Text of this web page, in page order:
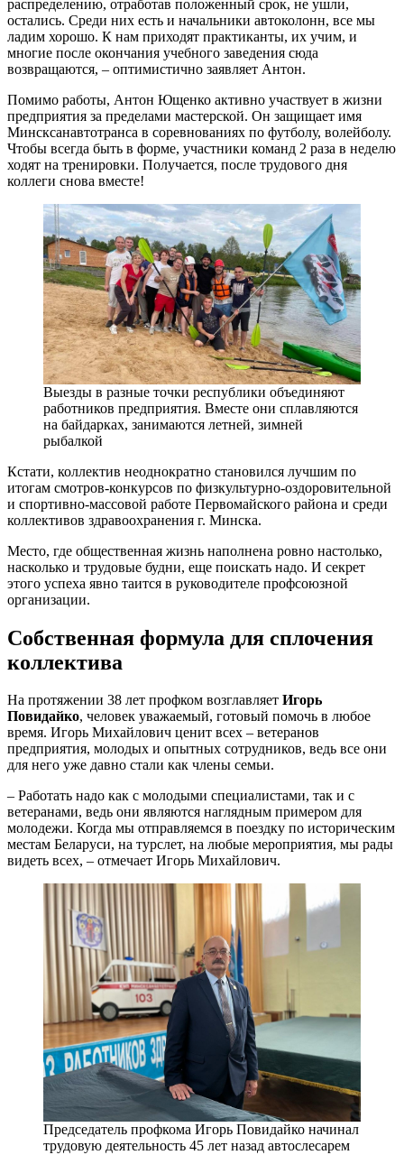
распределению, отработав положенный срок, не ушли,
остались. Среди них есть и начальники автоколонн, все мы
ладим хорошо. К нам приходят практиканты, их учим, и
многие после окончания учебного заведения сюда
возвращаются, – оптимистично заявляет Антон.
Помимо работы, Антон Ющенко активно участвует в жизни
предприятия за пределами мастерской. Он защищает имя
Минсксанавтотранса в соревнованиях по футболу, волейболу.
Чтобы всегда быть в форме, участники команд 2 раза в неделю
ходят на тренировки. Получается, после трудового дня
коллеги снова вместе!
Выезды в разные точки республики объединяют
работников предприятия. Вместе они сплавляются
на байдарках, занимаются летней, зимней
рыбалкой
Кстати, коллектив неоднократно становился лучшим по
итогам смотров-конкурсов по физкультурно-оздоровительной
и спортивно-массовой работе Первомайского района и среди
коллективов здравоохранения г. Минска.
Место, где общественная жизнь наполнена ровно настолько,
насколько и трудовые будни, еще поискать надо. И секрет
этого успеха явно таится в руководителе профсоюзной
организации.
Собственная формула для сплочения
коллектива
На протяжении 38 лет профком возглавляет Игорь
Повидайко, человек уважаемый, готовый помочь в любое
время. Игорь Михайлович ценит всех – ветеранов
предприятия, молодых и опытных сотрудников, ведь все они
для него уже давно стали как члены семьи.
– Работать надо как с молодыми специалистами, так и с
ветеранами, ведь они являются наглядным примером для
молодежи. Когда мы отправляемся в поездку по историческим
местам Беларуси, на турслет, на любые мероприятия, мы рады
видеть всех, – отмечает Игорь Михайлович.
Председатель профкома Игорь Повидайко начинал
трудовую деятельность 45 лет назад автослесарем